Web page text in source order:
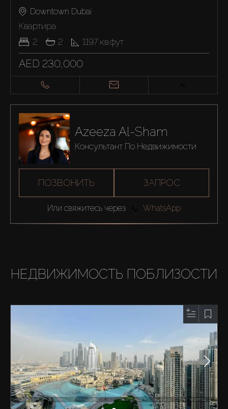
Downtown Dubai
Квартира
2
2 1197 кв.фут
AED 230,000
Azeeza Al-Sham
Консультант По Недвижимости
ПОЗВОНИТЬ ЗАПРОС
Или свяжитесь через WhatsApp
НЕДВИЖИМОСТЬ ПОБЛИЗОСТИ